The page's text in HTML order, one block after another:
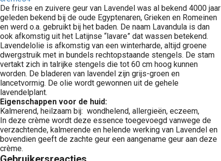
De frisse en zuivere geur van Lavendel was al bekend 4000 jaar
geleden bekend bij de oude Egyptenaren, Grieken en Romeinen
en werd o.a. gebruikt bij het baden. De naam Lavandula is dan
ook afkomstig uit het Latijnse “lavare” dat wassen betekend.
Lavendelolie is afkomstig van een winterharde, altijd groene
dwergstruik met in bundels rechtopstaande stengels. De stam
vertakt zich in talrijke stengels die tot 60 cm hoog kunnen
worden. De bladeren van lavendel zijn grijs-groen en
lancetvormig. De olie wordt gewonnen uit de gehele
lavendelplant.
Eigenschappen voor de huid:
Kalmerend, heilzaam bij: wondhelend, allergieën, eczeem,
In deze crème wordt deze essence toegevoegd vanwege de
verzachtende, kalmerende en helende werking van Lavendel en
bovendien geeft de zachte geur een aangename geur aan deze
crème.